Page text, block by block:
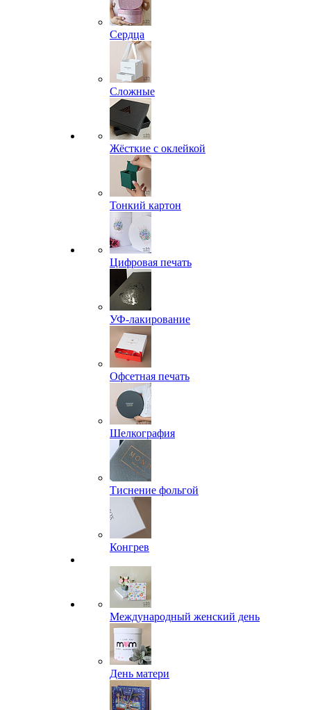
Сердца
Сложные
Жёсткие с оклейкой
Тонкий картон
Цифровая печать
УФ-лакирование
Офсетная печать
Шелкография
Тиснение фольгой
Конгрев
Международный женский день
День матери